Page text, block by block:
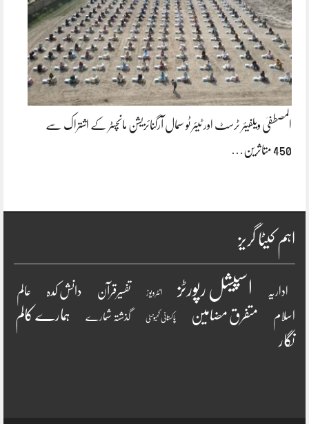
المصطفیٰ ویلفیئر ٹرسٹ اور ٹیئر ٹو سمال آرگنائزیشن مانچسٹر کے اشتراک سے
450 متاثرین…
اہم کیٹا گریز
اداریہ اسپیشل رپورٹز انٹرویو ز تفسیرقرآن دانش کدہ عالم
اسلام متفرق مضامین پاکستانی کمیونٹی گذشتہ شمارے
ہمارے کالم
نگار